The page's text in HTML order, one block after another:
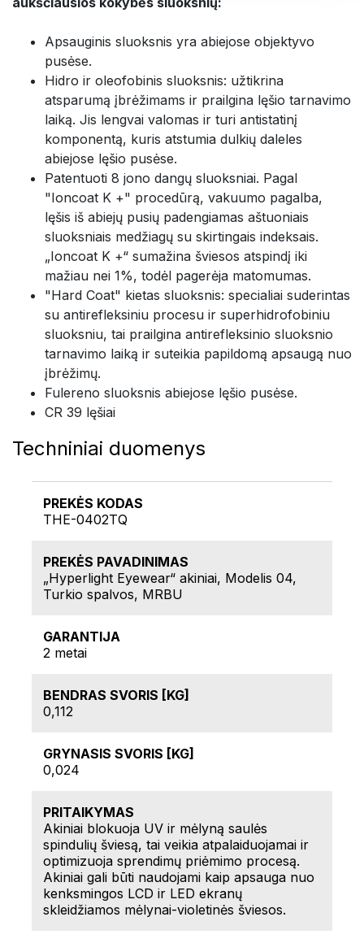
Apsauginis sluoksnis yra abiejose objektyvo
pusėse.
Hidro ir oleofobinis sluoksnis: užtikrina
atsparumą įbrėžimams ir prailgina lęšio tarnavimo
laiką. Jis lengvai valomas ir turi antistatinį
komponentą, kuris atstumia dulkių daleles
abiejose lęšio pusėse.
Patentuoti 8 jono dangų sluoksniai. Pagal
"Ioncoat K +" procedūrą, vakuumo pagalba,
lęšis iš abiejų pusių padengiamas aštuoniais
sluoksniais medžiagų su skirtingais indeksais.
„Ioncoat K +“ sumažina šviesos atspindį iki
mažiau nei 1%, todėl pagerėja matomumas.
"Hard Coat" kietas sluoksnis: specialiai suderintas
su antirefleksiniu procesu ir superhidrofobiniu
sluoksniu, tai prailgina antirefleksinio sluoksnio
tarnavimo laiką ir suteikia papildomą apsaugą nuo
įbrėžimų.
Fulereno sluoksnis abiejose lęšio pusėse.
CR 39 lęšiai
Techniniai duomenys
PREKĖS KODAS
THE-0402TQ
PREKĖS PAVADINIMAS
„Hyperlight Eyewear“ akiniai, Modelis 04,
Turkio spalvos, MRBU
GARANTIJA
2 metai
BENDRAS SVORIS [KG]
0,112
GRYNASIS SVORIS [KG]
0,024
PRITAIKYMAS
Akiniai blokuoja UV ir mėlyną saulės
spindulių šviesą, tai veikia atpalaiduojamai ir
optimizuoja sprendimų priėmimo procesą.
Akiniai gali būti naudojami kaip apsauga nuo
kenksmingos LCD ir LED ekranų
skleidžiamos mėlynai-violetinės šviesos.